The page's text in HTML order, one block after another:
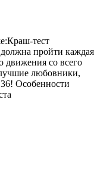
тест
пройти каждая
движения со всего
любовники,
Особенности